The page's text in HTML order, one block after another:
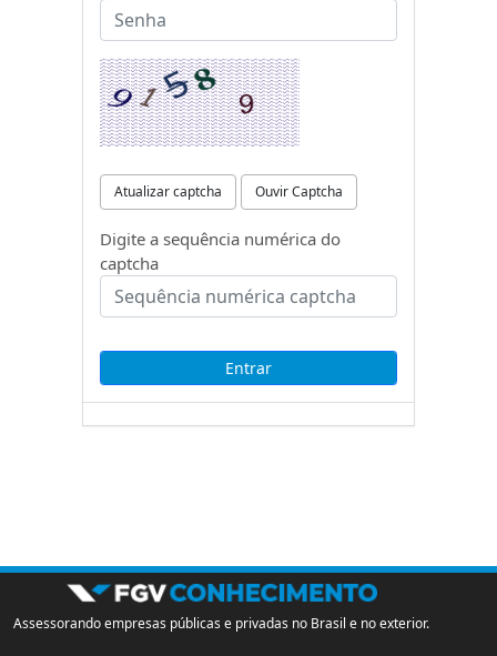
Atualizar captcha Ouvir Captcha
Digite a sequência numérica do
captcha
Assessorando empresas públicas e privadas no Brasil e no exterior.